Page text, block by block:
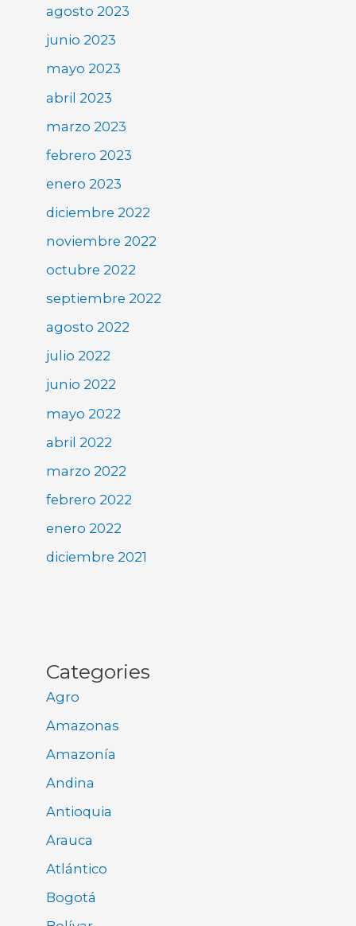
agosto 2023
junio 2023
mayo 2023
abril 2023
marzo 2023
febrero 2023
enero 2023
diciembre 2022
noviembre 2022
octubre 2022
septiembre 2022
agosto 2022
julio 2022
junio 2022
mayo 2022
abril 2022
marzo 2022
febrero 2022
enero 2022
diciembre 2021
Categories
Agro
Amazonas
Amazonía
Andina
Antioquia
Arauca
Atlántico
Bogotá